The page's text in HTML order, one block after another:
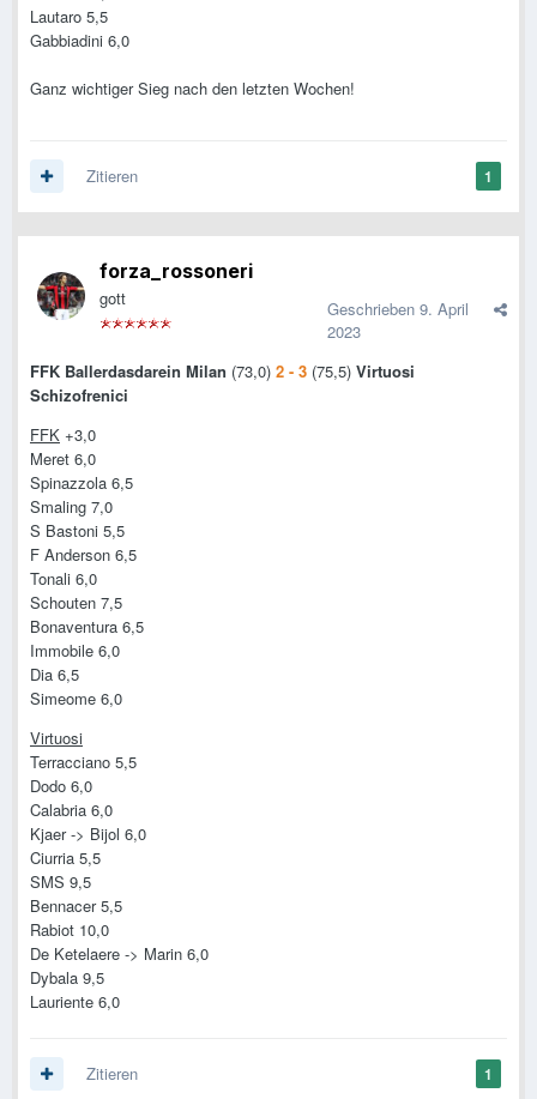
Lautaro 5,5
Gabbiadini 6,0
Ganz wichtiger Sieg nach den letzten Wochen!
1
Zitieren
forza_rossoneri
gott Geschrieben 9. April
2023
FFK Ballerdasdarein Milan (73,0) 2 - 3 (75,5) Virtuosi
Schizofrenici
FFK +3,0
Meret 6,0
Spinazzola 6,5
Smaling 7,0
S Bastoni 5,5
F Anderson 6,5
Tonali 6,0
Schouten 7,5
Bonaventura 6,5
Immobile 6,0
Dia 6,5
Simeome 6,0
Virtuosi
Terracciano 5,5
Dodo 6,0
Calabria 6,0
Kjaer -> Bijol 6,0
Ciurria 5,5
SMS 9,5
Bennacer 5,5
Rabiot 10,0
De Ketelaere -> Marin 6,0
Dybala 9,5
Lauriente 6,0
1
Zitieren